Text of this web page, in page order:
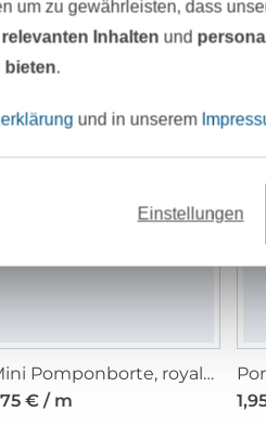
Mini Pomponborte, türkis 10 mm
€ / m
Mini Pomponborte, royalblau 10 mm
€ / m
um zu gewährleisten, dass
Inhalten und
bieten.
und in unserem
Einstellungen